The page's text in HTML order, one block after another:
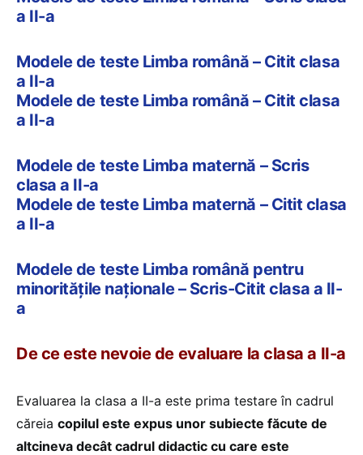
a II-a
Modele de teste Limba română – Citit clasa
a II-a
Modele de teste Limba română – Citit clasa
a II-a
Modele de teste Limba maternă – Scris
clasa a II-a
Modele de teste Limba maternă – Citit clasa
a II-a
Modele de teste Limba română pentru
minoritățile naționale – Scris-Citit clasa a II-
a
De ce este nevoie de evaluare la clasa a II-a
Evaluarea la clasa a II-a este prima testare în cadrul
căreia copilul este expus unor subiecte făcute de
altcineva decât cadrul didactic cu care este